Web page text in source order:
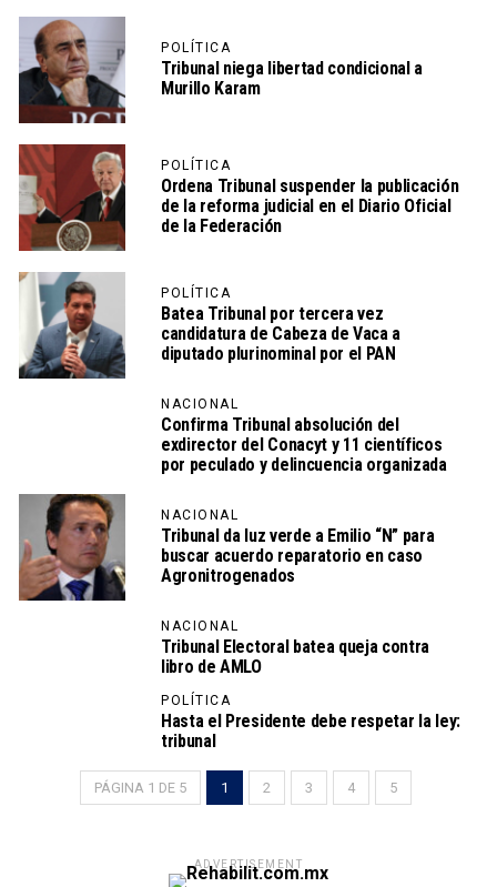
POLÍTICA
Tribunal niega libertad condicional a
Murillo Karam
POLÍTICA
Ordena Tribunal suspender la publicación
de la reforma judicial en el Diario Oficial
de la Federación
POLÍTICA
Batea Tribunal por tercera vez
candidatura de Cabeza de Vaca a
diputado plurinominal por el PAN
NACIONAL
Confirma Tribunal absolución del
exdirector del Conacyt y 11 científicos
por peculado y delincuencia organizada
NACIONAL
Tribunal da luz verde a Emilio “N” para
buscar acuerdo reparatorio en caso
Agronitrogenados
NACIONAL
Tribunal Electoral batea queja contra
libro de AMLO
POLÍTICA
Hasta el Presidente debe respetar la ley:
tribunal
PÁGINA 1 DE 5 1 2 3 4 5
ADVERTISEMENT